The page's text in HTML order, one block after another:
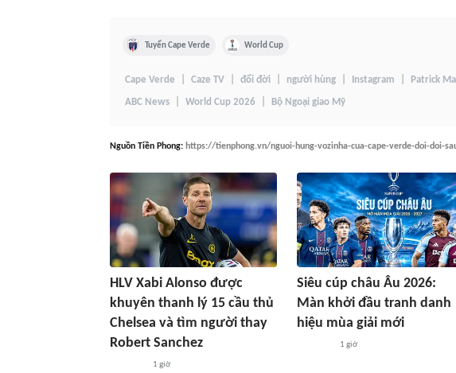
Tuyển Cape Verde World Cup
Cape Verde Caze TV đổi đời người hùng Instagram Patrick
ABC News World Cup 2026 Bộ Ngoại giao Mỹ
Nguồn Tiền Phong: https://tienphong.vn/nguoi-hung-vozinha-cua-cape-verde-doi-doi-
HLV Xabi Alonso được
khuyên thanh lý 15 cầu thủ
Chelsea và tìm người thay
Robert Sanchez
1 giờ
Siêu cúp châu Âu 2026:
Màn khởi đầu tranh danh
hiệu mùa giải mới
1 giờ